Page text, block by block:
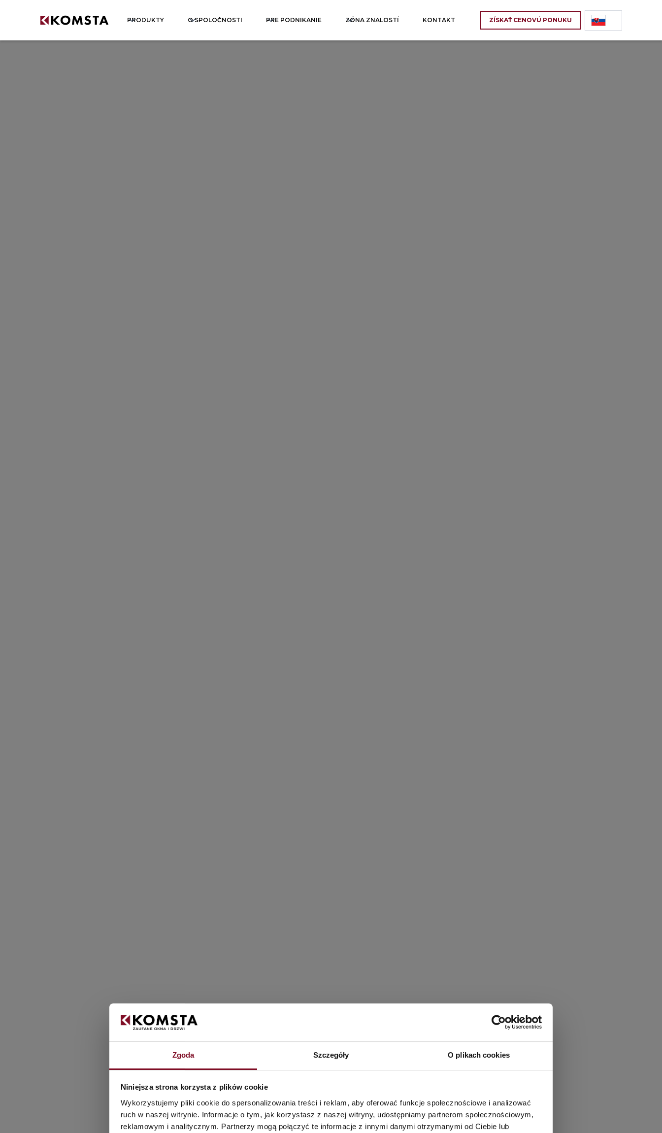
Zgoda Szczegóły O plikach cookies
Niniejsza strona korzysta z plików cookie
Wykorzystujemy pliki cookie do spersonalizowania treści i reklam, aby oferować funkcje społecznościowe i analizować
ruch w naszej witrynie. Informacje o tym, jak korzystasz z naszej witryny, udostępniamy partnerom społecznościowym,
reklamowym i analitycznym. Partnerzy mogą połączyć te informacje z innymi danymi otrzymanymi od Ciebie lub
PRODUKTY O SPOLOČNOSTI PRE PODNIKANIE ZÓNA ZNALOSTÍ KONTAKT ZÍSKAŤ CENOVÚ PONUKU
Výrobca oceľových dverí